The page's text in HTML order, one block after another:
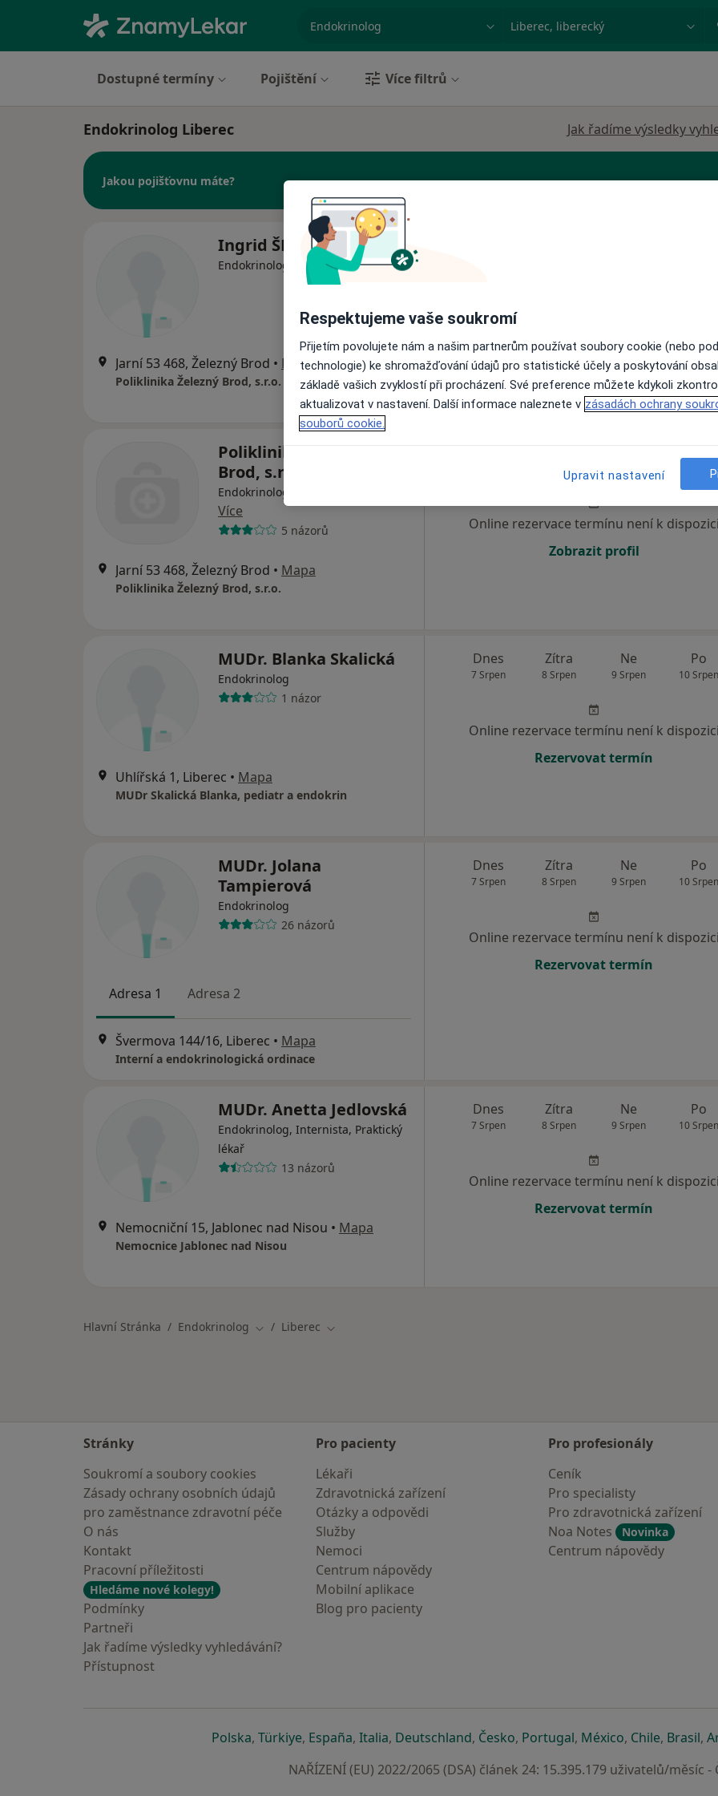
Město nebo region
Dostupné termíny Pojištění Více filtrů
Endokrinolog Liberec Jak řadíme výsledky
Jakou pojišťovnu máte?
Ingrid ŠPALKOVÁ
Endokrinolog
Jarní 53 468, Železný Brod • Mapa
Poliklinika Železný Brod, s.r.o.
Online rezervace termínu není k dispozici
Rezervovat termín
Poliklinika Železný
Brod, s.r.o.
Endokrinolog, Alergolog, Chirurg
Více
5 názorů
Jarní 53 468, Železný Brod • Mapa
Poliklinika Železný Brod, s.r.o.
8 Srpen 10
Online rezervace termínu není k dispozici
Zobrazit profil
MUDr. Blanka Skalická
Endokrinolog
1 názor
Uhlířská 1, Liberec • Mapa
MUDr Skalická Blanka, pediatr a endokrin
Dnes
7 Srpen
Zítra
8 Srpen
Ne
9 Srpen
Po
10 Srpen
Online rezervace termínu není k dispozici
Rezervovat termín
MUDr. Jolana
Tampierová
Endokrinolog
26 názorů
Adresa 1 Adresa 2
Švermova 144/16, Liberec • Mapa
Interní a endokrinologická ordinace
Dnes
7 Srpen
Zítra
8 Srpen
Ne
9 Srpen
Po
10 Srpen
Online rezervace termínu není k dispozici
Rezervovat termín
MUDr. Anetta Jedlovská
Endokrinolog, Internista, Praktický
lékař
13 názorů
Nemocniční 15, Jablonec nad Nisou • Mapa
Nemocnice Jablonec nad Nisou
Dnes
7 Srpen
Zítra
8 Srpen
Ne
9 Srpen
Po
10 Srpen
Online rezervace termínu není k dispozici
Rezervovat termín
Hlavní Stránka Endokrinolog Změna města
Liberec Změna města
Stránky
Soukromí a soubory cookies
Zásady ochrany osobních údajů
pro zaměstnance zdravotní péče
O nás
Kontakt
Pracovní příležitosti
Hledáme nové kolegy!
Podmínky
Partneři
Jak řadíme výsledky vyhledávání?
Přístupnost
Pro pacienty
Lékaři
Zdravotnická zařízení
Otázky a odpovědi
Služby
Nemoci
Centrum nápovědy
Mobilní aplikace
Blog pro pacienty
Pro profesionály
Ceník
Pro specialisty
Pro zdravotnická zařízení
Noa Notes
Novinka
Centrum nápovědy
Polskase otevře v nové záložce
, Türkiyese otevře v nové záložce
, Españase otevře v nové záložce
, Italiase otevře v nové záložce
, Deutschlandse otevře v nové záložce
, Českose otevře v nové záložce
, Portugalse otevře v nové
, Méxicose otevře v
, Chilese otevře
, Brasilse
,
NAŘÍZENÍ (EU) 2022/2065 (DSA) článek 24: 15.395.179 uživatelů/měsíc -
Respektujeme vaše soukromí
Přijetím povolujete nám a našim partnerům používat soubory cookie (nebo
technologie) ke shromažďování údajů pro statistické účely a poskytování
základě vašich zvyklostí při procházení. Své preference můžete kdykoli
aktualizovat v nastavení. Další informace naleznete v zásadách ochrany
souborů cookie.
Upravit nastavení